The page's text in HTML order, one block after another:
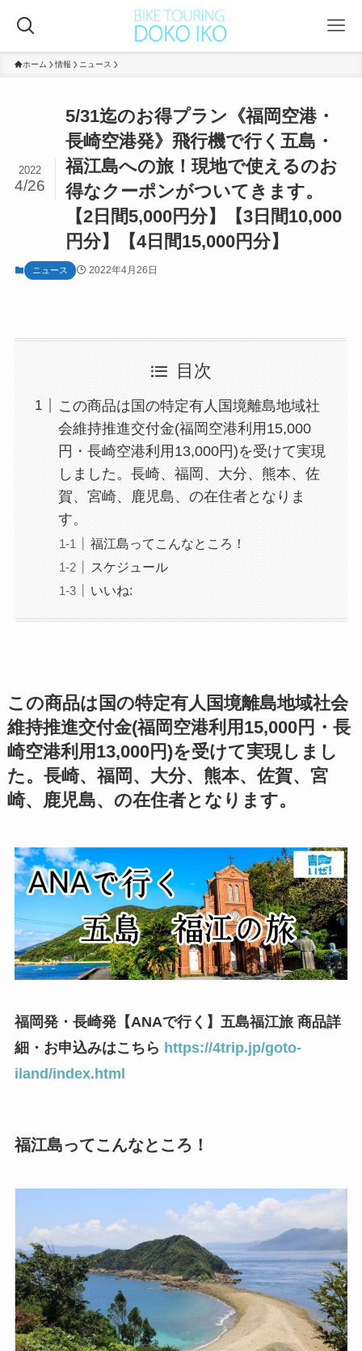
ホーム 情報 ニュース
5/31迄のお得プラン《福岡空港・
長崎空港発》飛行機で行く五島・
福江島への旅！現地で使えるのお
得なクーポンがついてきます。
【2日間5,000円分】【3日間10,000
円分】【4日間15,000円分】
2022
4/26
ニュース 2022年4月26日
目次
この商品は国の特定有人国境離島地域社
会維持推進交付金(福岡空港利用15,000
円・長崎空港利用13,000円)を受けて実現
しました。長崎、福岡、大分、熊本、佐
賀、宮崎、鹿児島、の在住者となりま
す。
福江島ってこんなところ！
スケジュール
いいね:
この商品は国の特定有人国境離島地域社会
維持推進交付金(福岡空港利用15,000円・長
崎空港利用13,000円)を受けて実現しまし
た。長崎、福岡、大分、熊本、佐賀、宮
崎、鹿児島、の在住者となります。
福岡発・長崎発【ANAで行く】五島福江旅 商品詳
細・お申込みはこちら https://4trip.jp/goto-
iland/index.html
福江島ってこんなところ！